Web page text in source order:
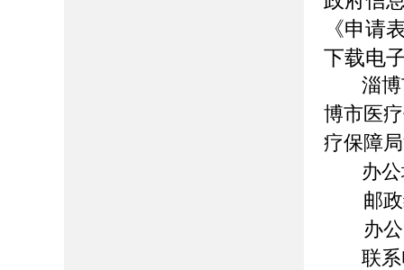
《申请
下载电
淄
博市医
疗保障
办
邮政
办公
联